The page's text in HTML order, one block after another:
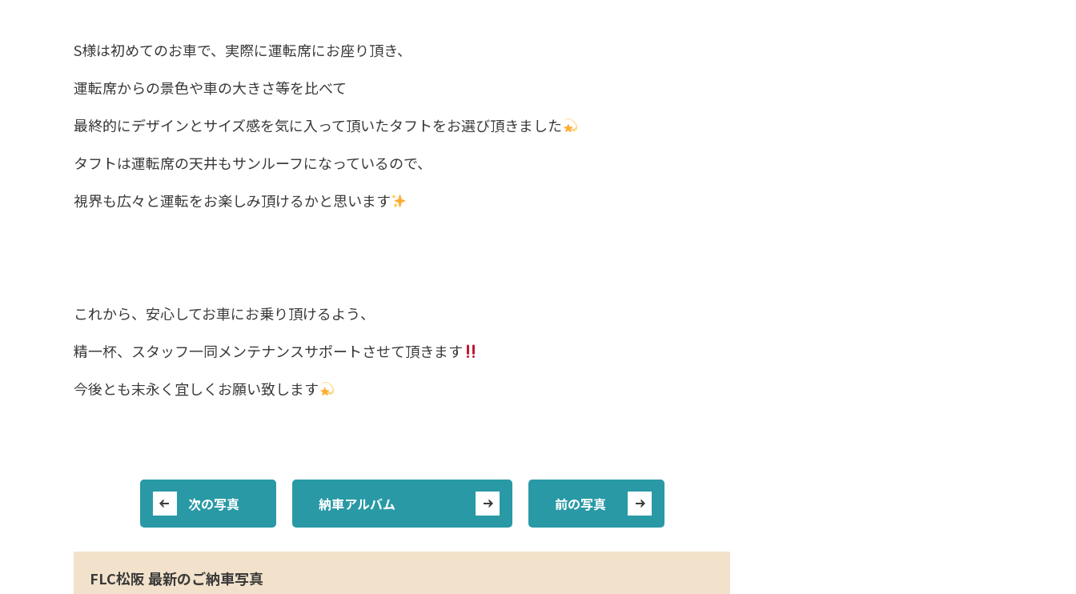
S様は初めてのお車で、実際に運転席にお座り頂き、
運転席からの景色や車の大きさ等を比べて
最終的にデザインとサイズ感を気に入って頂いたタフトをお選び頂きました
タフトは運転席の天井もサンルーフになっているので、
視界も広々と運転をお楽しみ頂けるかと思います
これから、安心してお車にお乗り頂けるよう、
精一杯、スタッフ一同メンテナンスサポートさせて頂きます
今後とも末永く宜しくお願い致します
次の写真 納車アルバム 前の写真
FLC松阪 最新のご納車写真